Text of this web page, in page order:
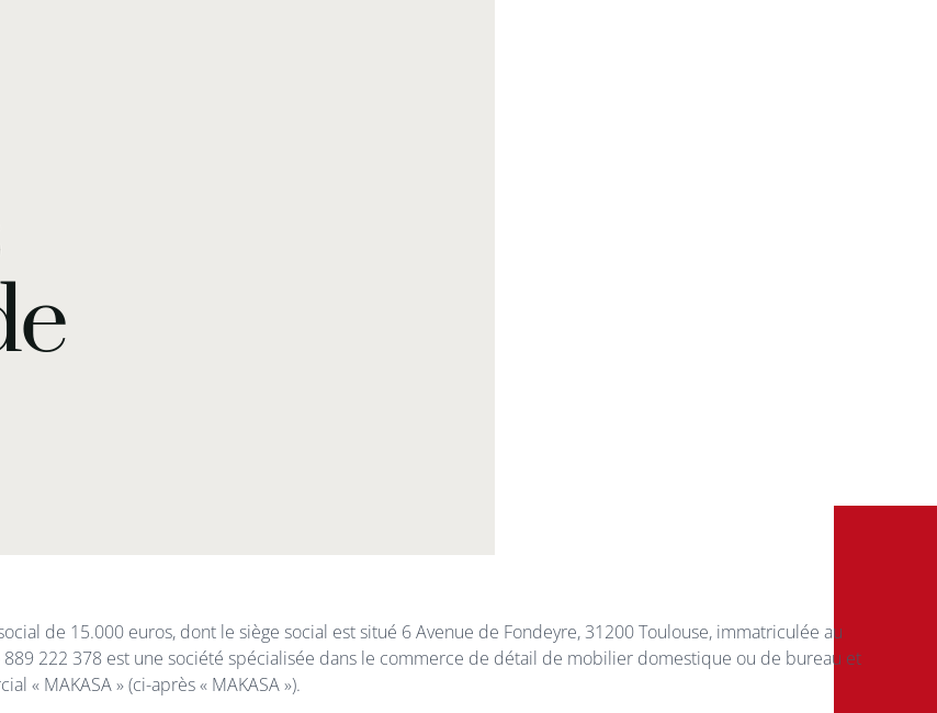
de 15.000 euros, dont le siège social est situé 6 Avenue de Fondeyre, 31200 Toulouse, immatriculée au
222 378 est une société spécialisée dans le commerce de détail de mobilier domestique ou de bureau et
« MAKASA » (ci-après « MAKASA »).